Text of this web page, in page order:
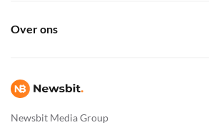
Newsbit Media Group
Over ons